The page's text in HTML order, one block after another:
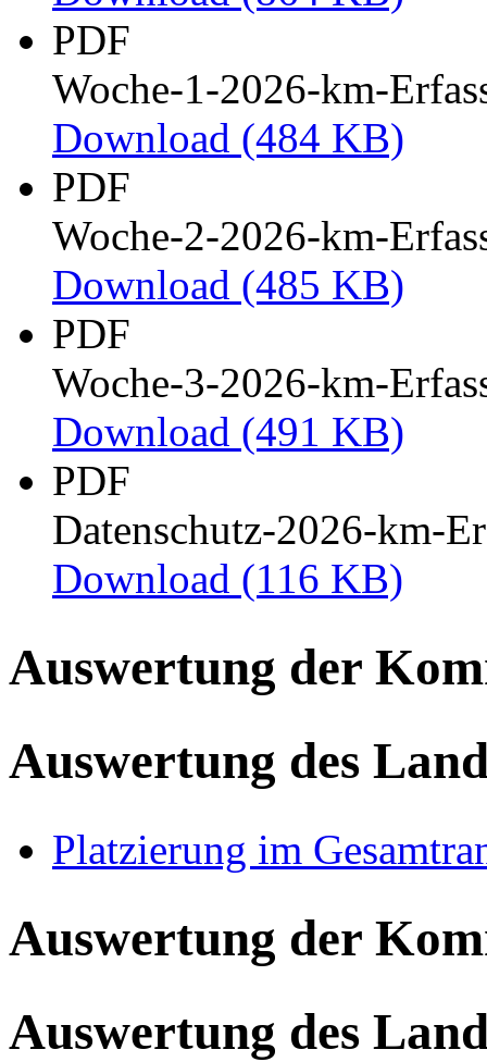
PDF
Woche-1-2026-km-
Download (484 KB)
PDF
Woche-2-2026-km-
Download (485 KB)
PDF
Woche-3-2026-km-
Download (491 KB)
PDF
Datenschutz-2026-km-
Download (116 KB)
Auswertung der
Auswertung des
Platzierung im
Auswertung der
Auswertung des